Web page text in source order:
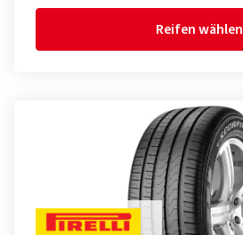
Reifen wählen